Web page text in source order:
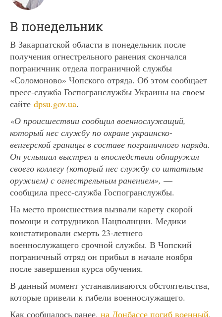
В понедельник
В Закарпатской области в понедельник после
получения огнестрельного ранения скончался
пограничник отдела пограничной службы
«Соломоново» Чопского отряда. Об этом сообщает
пресс-служба Госпогранслужбы Украины на своем
сайте dpsu.gov.ua.
«О происшествии сообщил военнослужащий,
который нес службу по охране украинско-
венгерской границы в составе пограничного наряда.
Он услышал выстрел и впоследствии обнаружил
своего коллегу (который нес службу со штатным
оружием) с огнестрельным ранением», —
сообщила пресс-служба Госпогранслужбы.
На место происшествия вызвали карету скорой
помощи и сотрудников Нацполиции. Медики
констатировали смерть 23-летнего
военнослужащего срочной службы. В Чопский
пограничный отряд он прибыл в начале ноября
после завершения курса обучения.
В данный момент устанавливаются обстоятельства,
которые привели к гибели военнослужащего.
Как сообщалось ранее, на Донбассе погиб военный.